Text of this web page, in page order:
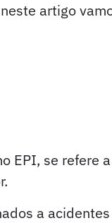
artigo
EPI, se refere
a